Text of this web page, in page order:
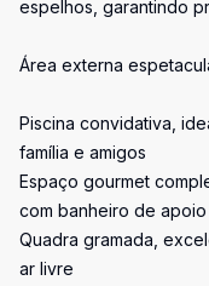
espelhos, garantindo
Área externa
Piscina convidativa,
família e amigos
Espaço gourmet
com banheiro de apoio
Quadra gramada,
ar livre